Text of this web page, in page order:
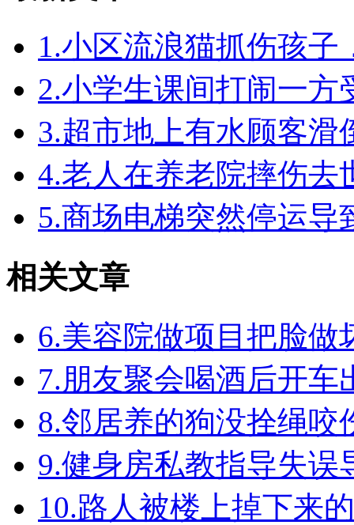
1.小区流浪猫抓伤孩子
2.小学生课间打闹一
3.超市地上有水顾客
4.老人在养老院摔伤去
5.商场电梯突然停运
相关文章
6.美容院做项目把脸做
7.朋友聚会喝酒后开
8.邻居养的狗没拴绳
9.健身房私教指导失
10.路人被楼上掉下来